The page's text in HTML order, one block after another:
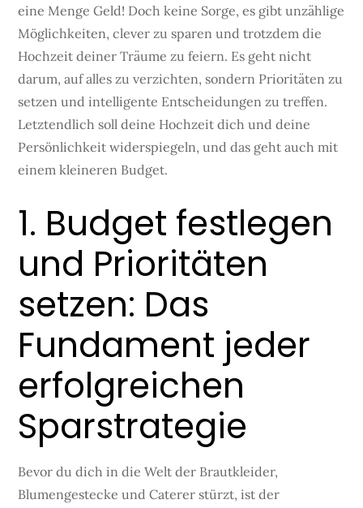
eine Menge Geld! Doch keine Sorge, es gibt unzählige
Möglichkeiten, clever zu sparen und trotzdem die
Hochzeit deiner Träume zu feiern. Es geht nicht
darum, auf alles zu verzichten, sondern Prioritäten zu
setzen und intelligente Entscheidungen zu treffen.
Letztendlich soll deine Hochzeit dich und deine
Persönlichkeit widerspiegeln, und das geht auch mit
einem kleineren Budget.
1. Budget festlegen
und Prioritäten
setzen: Das
Fundament jeder
erfolgreichen
Sparstrategie
Bevor du dich in die Welt der Brautkleider,
Blumengestecke und Caterer stürzt, ist der